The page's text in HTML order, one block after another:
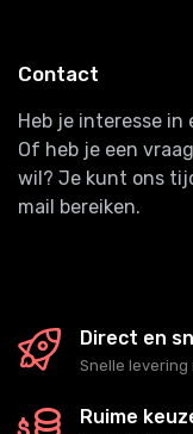
Contact
Heb je interesse in
Of heb je een
wil? Je kunt ons
mail bereiken.
Direct en
Snelle levering
Ruime